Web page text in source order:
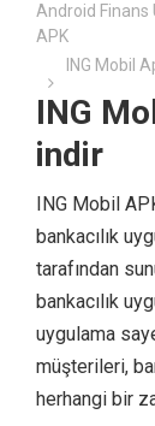
Android Finans
APK
ING Mobil
ING
indir
ING Mobil
bankacılık
tarafından
bankacılık
uygulama
müşterileri,
herhangi bir